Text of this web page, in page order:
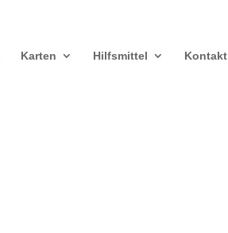
Karten Hilfsmittel Kontakt